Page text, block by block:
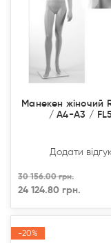
Манекен жіночий
/ A4-А3 /
Додати
30 156.00 грн.
24 124.80 грн.
-20%
-20%